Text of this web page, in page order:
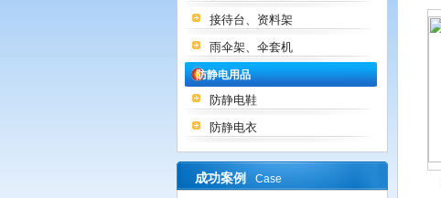
接待台、资料架
雨伞架、伞套机
防静电用品
防静电鞋
防静电衣
成功案例 Case